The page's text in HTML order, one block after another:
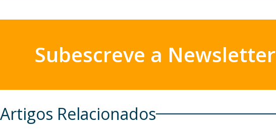
Subescreve a Newsletter
Artigos Relacionados